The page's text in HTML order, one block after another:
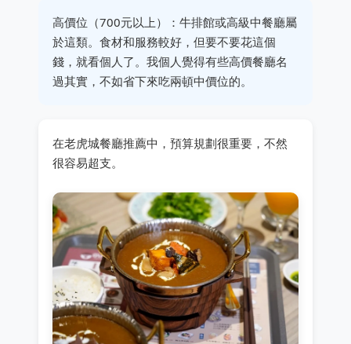
高價位（700元以上）：牛排館或高級中餐廳屬
於這類。食材和服務較好，但要不要花這個
錢，就看個人了。我個人覺得有些高價餐廳名
過其實，不如省下來吃兩頓中價位的。
在老虎城餐廳推薦中，預算規劃很重要，不然
很容易超支。